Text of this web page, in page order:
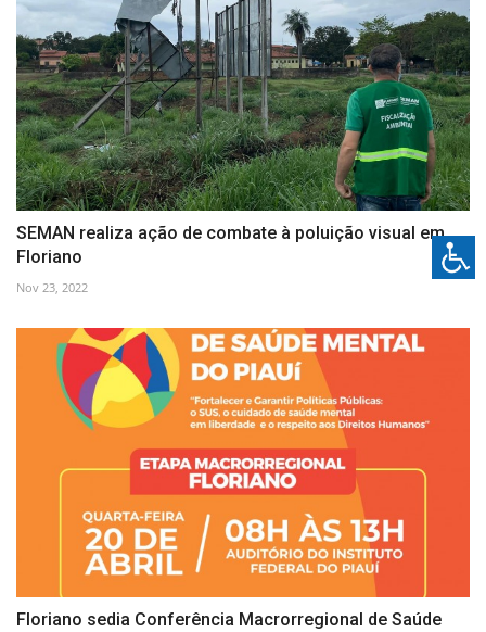
SEMAN realiza ação de combate à poluição visual em
Floriano
Nov 23, 2022
Floriano sedia Conferência Macrorregional de Saúde